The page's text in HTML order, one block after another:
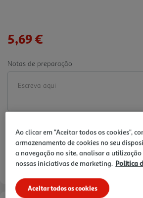
com agentes de branqueamento como
um perfume agradável.
5,69 €
Notas de preparação
Ao clicar em "Aceitar todos os cookies",
armazenamento de cookies no seu
a navegação no site, analisar a
nossas iniciativas de marketing. Política
Aceitar todos os cookies